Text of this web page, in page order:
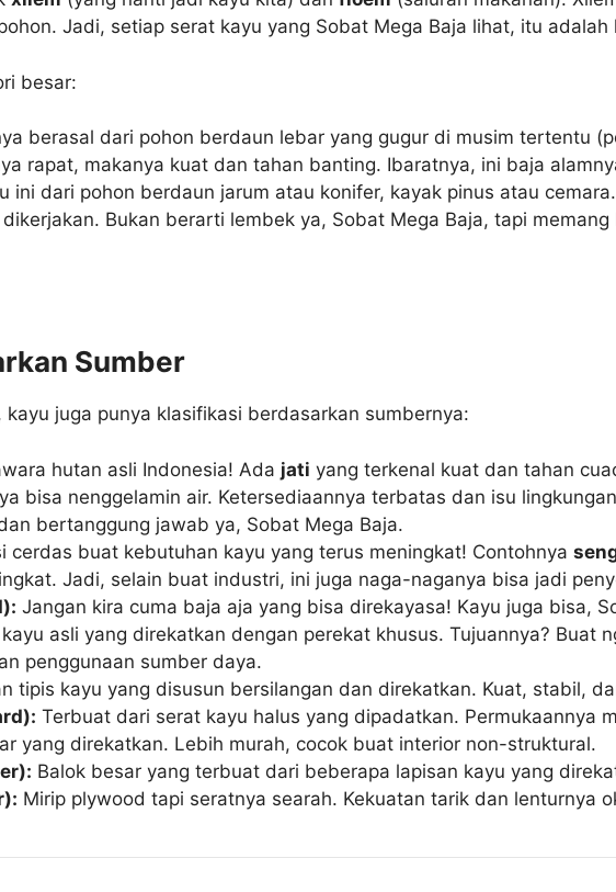
Jadi, setiap serat kayu yang Sobat Mega Baja lihat, itu
besar:
berasal dari pohon berdaun lebar yang gugur di musim tertentu
rapat, makanya kuat dan tahan banting. Ibaratnya, ini baja
ini dari pohon berdaun jarum atau konifer, kayak pinus atau
Bukan berarti lembek ya, Sobat Mega Baja, tapi
Sumber
juga punya klasifikasi berdasarkan sumbernya:
hutan asli Indonesia! Ada jati yang terkenal kuat dan tahan
bisa nenggelamin air. Ketersediaannya terbatas dan isu
bertanggung jawab ya, Sobat Mega Baja.
cerdas buat kebutuhan kayu yang terus meningkat! Contohnya
Jadi, selain buat industri, ini juga naga-naganya bisa jadi
Jangan kira cuma baja aja yang bisa direkayasa! Kayu juga bisa,
asli yang direkatkan dengan perekat khusus. Tujuannya? Buat
penggunaan sumber daya.
tipis kayu yang disusun bersilangan dan direkatkan. Kuat, stabil,
Terbuat dari serat kayu halus yang dipadatkan. Permukaannya
yang direkatkan. Lebih murah, cocok buat interior non-struktural.
Balok besar yang terbuat dari beberapa lapisan kayu yang
Mirip plywood tapi seratnya searah. Kekuatan tarik dan lenturnya